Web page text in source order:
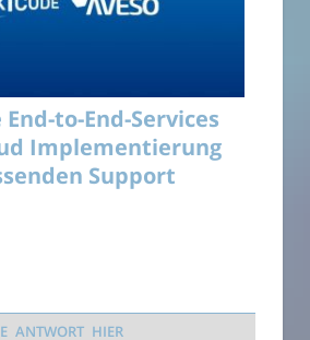
to-End-Services
Implementierung
Support
ANTWORT HIER